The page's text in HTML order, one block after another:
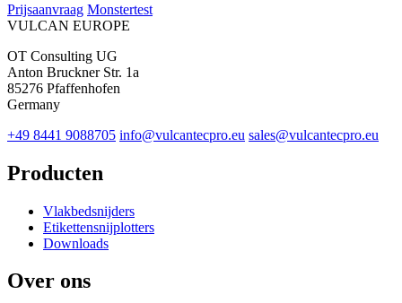
Prijsaanvraag Monstertest
VULCAN EUROPE
OT Consulting UG
Anton Bruckner Str. 1a
85276 Pfaffenhofen
Germany
+49 8441 9088705 info@vulcantecpro.eu sales@vulcantecpro.eu
Producten
Vlakbedsnijders
Etikettensnijplotters
Downloads
Over ons